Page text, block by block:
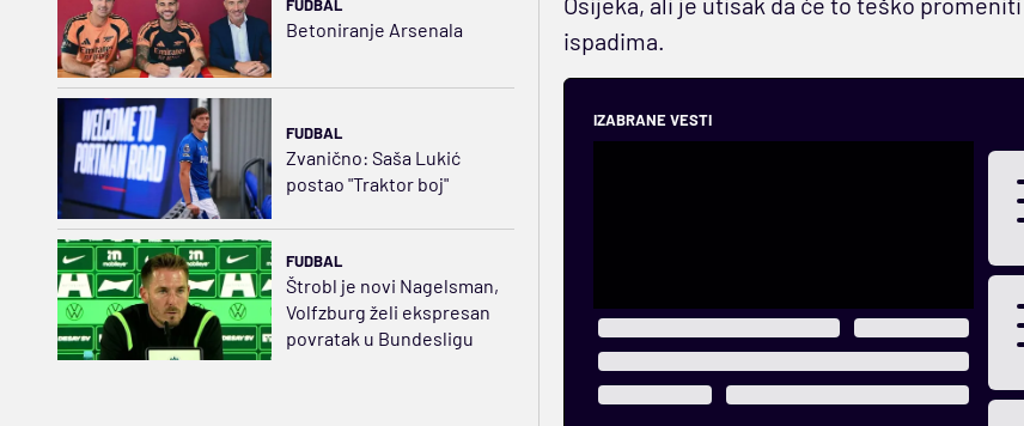
FUDBAL
Betoniranje Arsenala
FUDBAL
Zvanično: Saša Lukić
postao "Traktor boj"
FUDBAL
Štrobl je novi Nagelsman,
Volfzburg želi ekspresan
povratak u Bundesligu
ispadima.
IZABRANE VESTI